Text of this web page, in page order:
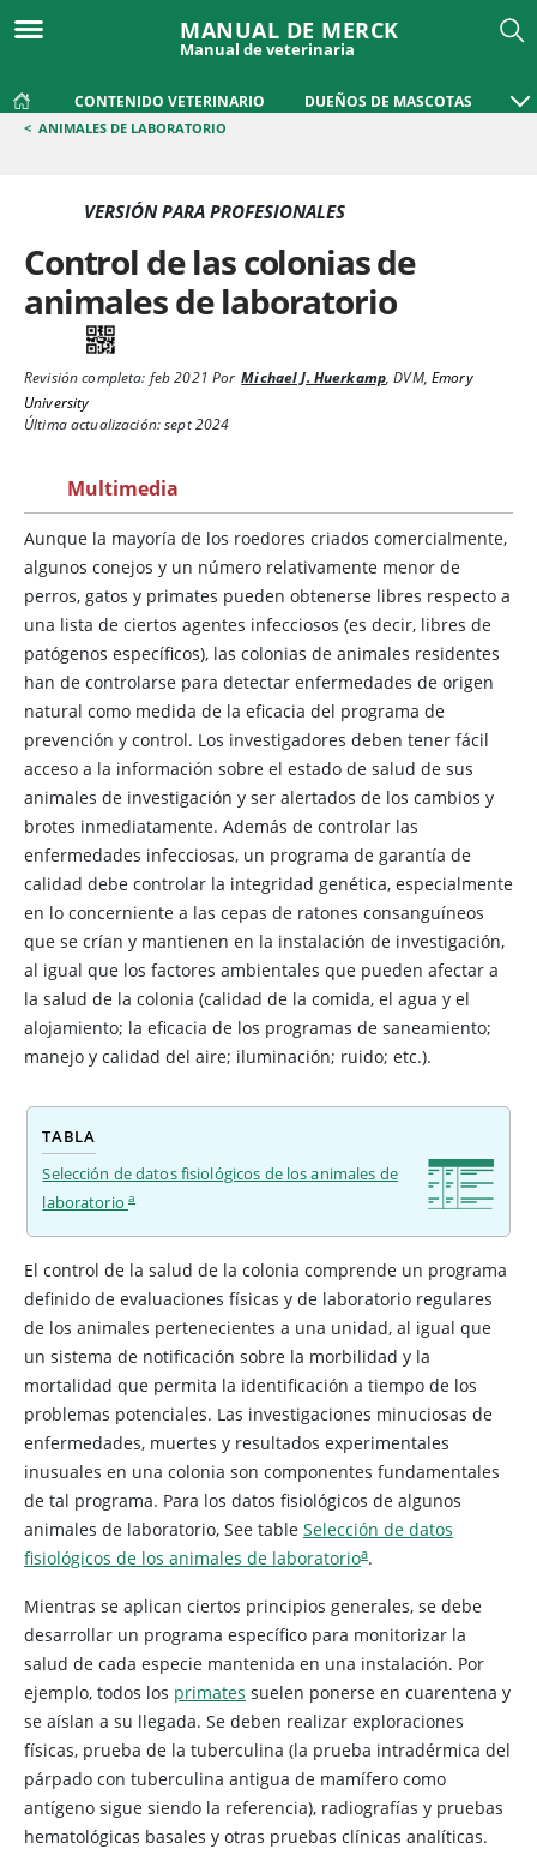
MANUAL DE MERCK
Manual de veterinaria
CONTENIDO VETERINARIO DUEÑOS DE MASCOTAS
< ANIMALES DE LABORATORIO
VERSIÓN PARA PROFESIONALES
Control de las colonias de
animales de laboratorio
Revisión completa: feb 2021 Por Michael J. Huerkamp,DVM,Emory
University
Última actualización: sept 2024
Multimedia
Aunque la mayoría de los roedores criados comercialmente,
algunos conejos y un número relativamente menor de
perros, gatos y primates pueden obtenerse libres respecto a
una lista de ciertos agentes infecciosos (es decir, libres de
patógenos específicos), las colonias de animales residentes
han de controlarse para detectar enfermedades de origen
natural como medida de la eficacia del programa de
prevención y control. Los investigadores deben tener fácil
acceso a la información sobre el estado de salud de sus
animales de investigación y ser alertados de los cambios y
brotes inmediatamente. Además de controlar las
enfermedades infecciosas, un programa de garantía de
calidad debe controlar la integridad genética, especialmente
en lo concerniente a las cepas de ratones consanguíneos
que se crían y mantienen en la instalación de investigación,
al igual que los factores ambientales que pueden afectar a
la salud de la colonia (calidad de la comida, el agua y el
alojamiento; la eficacia de los programas de saneamiento;
manejo y calidad del aire; iluminación; ruido; etc.).
TABLA
Selección de datos fisiológicos de los animales de
laboratorio​ a
El control de la salud de la colonia comprende un programa
definido de evaluaciones físicas y de laboratorio regulares
de los animales pertenecientes a una unidad, al igual que
un sistema de notificación sobre la morbilidad y la
mortalidad que permita la identificación a tiempo de los
problemas potenciales. Las investigaciones minuciosas de
enfermedades, muertes y resultados experimentales
inusuales en una colonia son componentes fundamentales
de tal programa. Para los datos fisiológicos de algunos
animales de laboratorio, See table Selección de datos
fisiológicos de los animales de laboratorioa.
Mientras se aplican ciertos principios generales, se debe
desarrollar un programa específico para monitorizar la
salud de cada especie mantenida en una instalación. Por
ejemplo, todos los primates suelen ponerse en cuarentena y
se aíslan a su llegada. Se deben realizar exploraciones
físicas, prueba de la tuberculina (la prueba intradérmica del
párpado con tuberculina antigua de mamífero como
antígeno sigue siendo la referencia), radiografías y pruebas
hematológicas basales y otras pruebas clínicas analíticas.